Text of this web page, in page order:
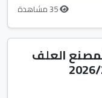
العلف